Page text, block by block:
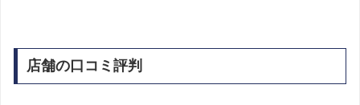
店舗の口コミ評判